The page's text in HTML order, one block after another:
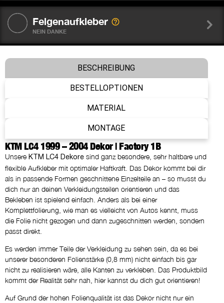
Felgenaufkleber
NEIN DANKE
Gabelschutz Sticker WP
Name
NEIN DANKE
Eigene Logos
NEIN DANKE
Entwurf per E-Mail
NEIN DANKE
Kommentar
BESCHREIBUNG
BESTELLOPTIONEN
MATERIAL
MONTAGE
KTM LC4 1999 – 2004 Dekor | Factory 1B
Unsere KTM LC4 Dekore sind ganz besondere, sehr haltbare und
flexible Aufkleber mit optimaler Haftkraft. Das Dekor kommt bei dir
als in passende Formen geschnittene Einzelteile an – so musst du
dich nur an deinen Verkleidungsteilen orientieren und das
Bekleben ist spielend einfach. Anders als bei einer
Komplettfolierung, wie man es vielleicht von Autos kennt, muss
die Folie nicht gezogen und dann zugeschnitten werden, sondern
passt direkt.
Es werden immer Teile der Verkleidung zu sehen sein, da es bei
unserer besonderen Folienstärke (0,8 mm) nicht einfach bis gar
nicht zu realisieren wäre, alle Kanten zu verkleben. Das Produktbild
kommt der Realität sehr nah, hier kannst du dich gut orientieren!
Auf Grund der hohen Folienqualität ist das Dekor nicht nur ein